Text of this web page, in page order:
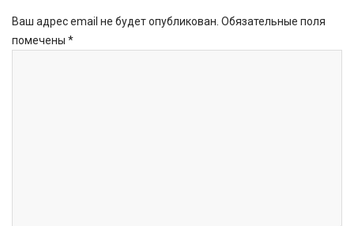
Ваш адрес email не будет опубликован. Обязательные поля
помечены *